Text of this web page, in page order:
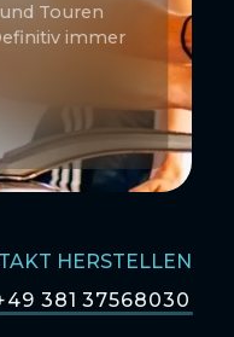
Touren
immer
HERSTELLEN
381 37568030